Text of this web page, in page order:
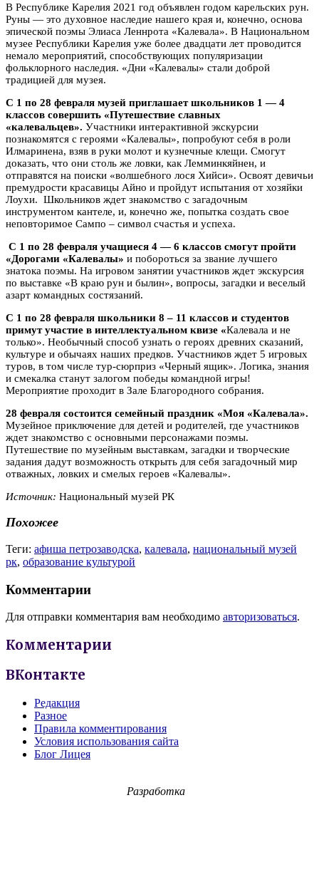
В Республике Карелия 2021 год объявлен годом карельских рун.
Руны — это духовное наследие нашего края и, конечно, основа
эпической поэмы Элиаса Леннрота «Калевала». В Национальном
музее Республики Карелия уже более двадцати лет проводится
немало мероприятий, способствующих популяризации
фольклорного наследия. «Дни «Калевалы» стали доброй
традицией для музея.
С 1 по 28 февраля музей приглашает школьников 1 — 4
классов совершить «Путешествие славных
«калевальцев». Участники интерактивной экскурсии
познакомятся с героями «Калевалы», попробуют себя в роли
Илмаринена, взяв в руки молот и кузнечные клещи. Смогут
доказать, что они столь же ловки, как Лемминкяйнен, и
отправятся на поиски «волшебного лося Хийси». Освоят девичьи
премудрости красавицы Айно и пройдут испытания от хозяйки
Лоухи. Школьников ждет знакомство с загадочным
инструментом кантеле, и, конечно же, попытка создать свое
неповторимое Сампо – символ счастья и успеха.
С 1 по 28 февраля учащиеся 4 — 6 классов смогут пройти
«Дорогами «Калевалы» и побороться за звание лучшего
знатока поэмы. На игровом занятии участников ждет экскурсия
по выставке «В краю рун и былин», вопросы, загадки и веселый
азарт командных состязаний.
С 1 по 28 февраля школьники 8 – 11 классов и студентов
примут участие в интеллектуальном квизе «Калевала и не
только». Необычный способ узнать о героях древних сказаний,
культуре и обычаях наших предков. Участников ждет 5 игровых
туров, в том числе тур-сюрприз «Черный ящик». Логика, знания
и смекалка станут залогом победы командной игры!
Мероприятие проходит в Зале Благородного собрания.
28 февраля состоится семейный праздник «Моя «Калевала».
Музейное приключение для детей и родителей, где участников
ждет знакомство с основными персонажами поэмы.
Путешествие по музейным выставкам, загадки и творческие
задания дадут возможность открыть для себя загадочный мир
отважных, ловких и смелых героев «Калевалы».
Источник: Национальный музей РК
Похожее
Теги: афиша петрозаводска, калевала, национальный музей
рк, образование культурой
Комментарии
Для отправки комментария вам необходимо авторизоваться.
Комментарии
ВКонтакте
Редакция
Разное
Правила комментирования
Условия использования сайта
Блог Лицея
Разработка